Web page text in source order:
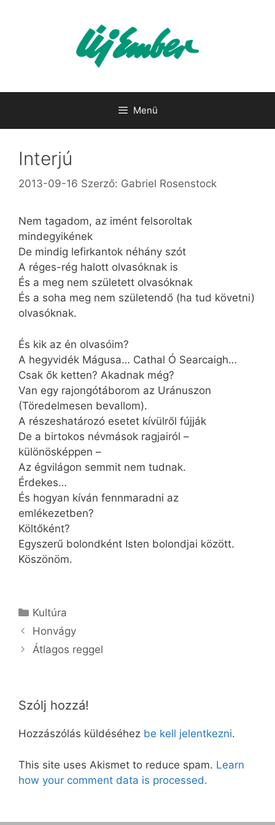
Menü
Interjú
2013-09-16 Szerző: Gabriel Rosenstock
Nem tagadom, az imént felsoroltak
mindegyikének
De mindig lefirkantok néhány szót
A réges-rég halott olvasóknak is
És a meg nem született olvasóknak
És a soha meg nem születendő (ha tud követni)
olvasóknak.
És kik az én olvasóim?
A hegyvidék Mágusa… Cathal Ó Searcaigh…
Csak ők ketten? Akadnak még?
Van egy rajongótáborom az Uránuszon
(Töredelmesen bevallom).
A részeshatározó esetet kívülről fújják
De a birtokos névmások ragjairól –
különösképpen –
Az égvilágon semmit nem tudnak.
Érdekes…
És hogyan kíván fennmaradni az
emlékezetben?
Költőként?
Egyszerű bolondként Isten bolondjai között.
Köszönöm.
Kategória
Kultúra
Honvágy
Átlagos reggel
Szólj hozzá!
Hozzászólás küldéséhez be kell jelentkezni.
This site uses Akismet to reduce spam. Learn
how your comment data is processed.